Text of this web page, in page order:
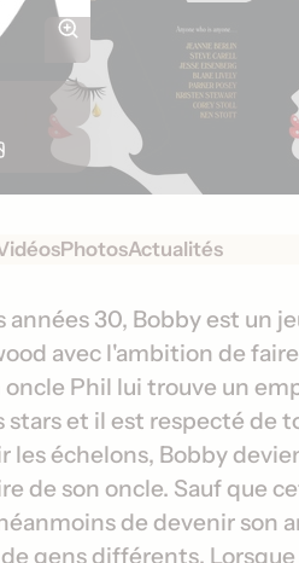
PhotosActualités
années 30, Bobby est un
avec l'ambition de
oncle Phil lui trouve un
stars et il est respecté de
les échelons, Bobby
de son oncle. Sauf que
de devenir son
gens différents.